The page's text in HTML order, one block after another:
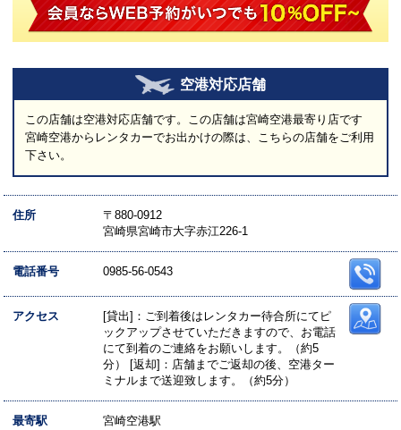
空港対応店舗
この店舗は空港対応店舗です。この店舗は宮崎空港最寄り店です
宮崎空港からレンタカーでお出かけの際は、こちらの店舗をご利用
下さい。
住所
〒880-0912
宮崎県宮崎市大字赤江226-1
電話番号 0985-56-0543
アクセス
[貸出]：ご到着後はレンタカー待合所にてピ
ックアップさせていただきますので、お電話
にて到着のご連絡をお願いします。（約5
分） [返却]：店舗までご返却の後、空港ター
ミナルまで送迎致します。（約5分）
最寄駅 宮崎空港駅